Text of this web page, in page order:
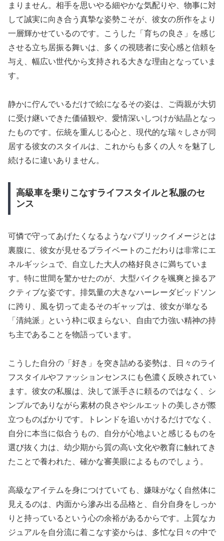
まりません。相手を思いやる細やかな気配りや、物事に対
して誠実に向き合う真摯な姿勢こそが、彼女の所作をより
一層輝かせているのです。こうした「育ちの良さ」を感じ
させる立ち居振る舞いは、多くの視聴者に安心感と信頼を
与え、幅広い世代から支持される大きな理由となっていま
す。
静かに佇んでいるだけで絵になるその姿は、ご両親が大切
に受け継いできた価値観や、愛情深いしつけが結晶となっ
たものです。伝統を重んじる心と、現代的な瑞々しさが同
居する彼女のスタイルは、これからも多くの人々を魅了し
続けるに違いありません。
高級車を乗りこなすライフスタイルと私服のセ
ンス
可憐で守ってあげたくなるようなパブリックイメージとは
裏腹に、彼女が見せるプライベートのこだわりは非常にエ
ネルギッシュで、自立した大人の格好良さに満ちていま
す。特に世間を驚かせたのが、大型バイクを颯爽と操るア
クティブな姿です。排気量の大きなハーレーダビッドソン
に跨り、風を切って走るそのギャップは、彼女が単なる
「清純派」という枠に収まらない、自由で力強い精神の持
ち主であることを物語っています。
こうした自分の「好き」を突き詰める姿勢は、日々のライ
フスタイルやファッションセンスにも色濃く反映されてい
ます。彼女の私服は、決して派手さに頼るのではなく、シ
ンプルでありながら素材の良さやシルエットの美しさが際
立つものばかりです。トレンドを追いかけるだけでなく、
自分に本当に似合うもの、自分が心地よいと感じるものを
選び抜く力は、幼少期から質の高い文化や教育に触れてき
たことで養われた、確かな審美眼によるものでしょう。
高級なアイテムを身につけていても、嫌味がなく自然体に
見えるのは、内面から滲み出る品格と、自分自身をしっか
りと持っているという心の余裕があるからです。上質なカ
ジュアルを自分流に着こなす姿からは、多忙な日々の中で